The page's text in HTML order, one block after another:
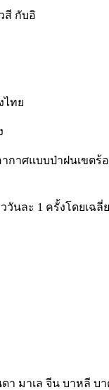
สี กับอิ
ไทย
ากาศแบบป่าฝนเขตร้
วันละ 1 ครั้งโดยเฉลี่ย
าเล จีน บาหลี บ